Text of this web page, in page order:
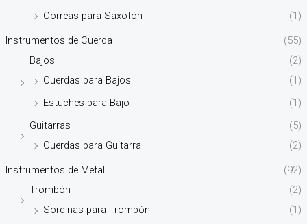
Correas para Saxofón
(1)
Instrumentos de Cuerda
(55)
Bajos
(2)
Cuerdas para Bajos
(1)
Estuches para Bajo
(1)
Guitarras
(5)
Cuerdas para Guitarra
(2)
Instrumentos de Metal
(92)
Trombón
(2)
Sordinas para Trombón
(1)